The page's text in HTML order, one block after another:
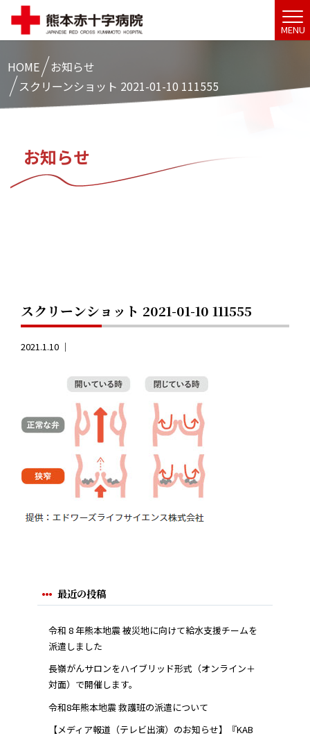
MENU
HOME
お知らせ
スクリーンショット 2021-01-10 111555
お知らせ
スクリーンショット 2021-01-10 111555
2021.1.10 ｜
最近の投稿
令和 8 年熊本地震 被災地に向けて給水支援チームを
派遣しました
長嶺がんサロンをハイブリッド形式（オンライン＋
対面）で開催します。
令和8年熊本地震 救護班の派遣について
【メディア報道（テレビ出演）のお知らせ】『KAB